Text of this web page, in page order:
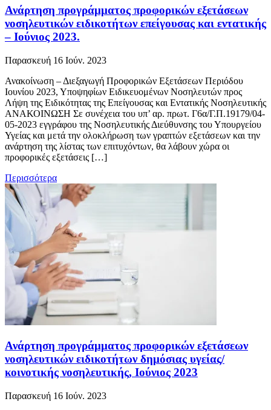
Ανάρτηση προγράμματος προφορικών εξετάσεων
νοσηλευτικών ειδικοτήτων επείγουσας και εντατικής
– Ιούνιος 2023.
Παρασκευή 16 Ιούν. 2023
Ανακοίνωση – Διεξαγωγή Προφορικών Εξετάσεων Περιόδου
Ιουνίου 2023, Υποψηφίων Ειδικευομένων Νοσηλευτών προς
Λήψη της Ειδικότητας της Επείγουσας και Εντατικής Νοσηλευτικής
ΑΝΑΚΟΙΝΩΣΗ Σε συνέχεια του υπ’ αρ. πρωτ. Γ6α/Γ.Π.19179/04-
05-2023 εγγράφου της Νοσηλευτικής Διεύθυνσης του Υπουργείου
Υγείας και μετά την ολοκλήρωση των γραπτών εξετάσεων και την
ανάρτηση της λίστας των επιτυχόντων, θα λάβουν χώρα οι
προφορικές εξετάσεις […]
Περισσότερα
Ανάρτηση προγράμματος προφορικών εξετάσεων
νοσηλευτικών ειδικοτήτων δημόσιας υγείας/
κοινοτικής νοσηλευτικής, Ιούνιος 2023
Παρασκευή 16 Ιούν. 2023